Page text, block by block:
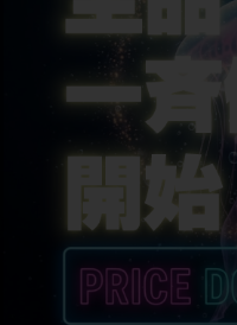
シートポスト
GIANT VARIANT Composite
中古：S（ほぼ新品・新古未使用品
こちらの自転車は以下の確認を行
変速：正常に動作します。
ブレーキ：正常に動作します。